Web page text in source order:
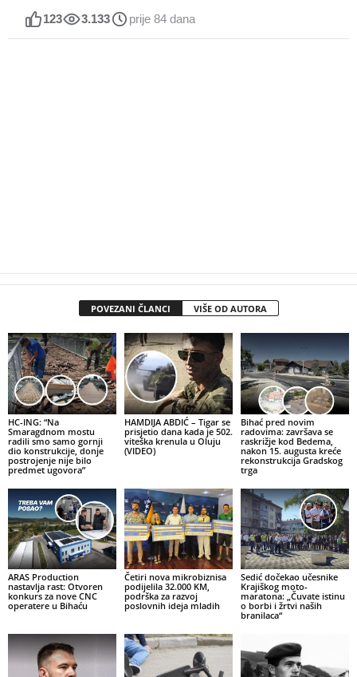
123 3.133 prije 84 dana
POVEZANI ČLANCI VIŠE OD AUTORA
HC-ING: “Na
Smaragdnom mostu
radili smo samo gornji
dio konstrukcije, donje
postrojenje nije bilo
predmet ugovora”
HAMDIJA ABDIĆ – Tigar se
prisjetio dana kada je 502.
viteška krenula u Oluju
(VIDEO)
Bihać pred novim
radovima: završava se
raskrižje kod Bedema,
nakon 15. augusta kreće
rekonstrukcija Gradskog
trga
ARAS Production
nastavlja rast: Otvoren
konkurs za nove CNC
operatere u Bihaću
Četiri nova mikrobiznisa
podijelila 32.000 KM,
podrška za razvoj
poslovnih ideja mladih
Sedić dočekao učesnike
Krajiškog moto-
maratona: „Čuvate istinu
o borbi i žrtvi naših
branilaca“